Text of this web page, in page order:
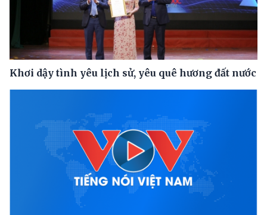
Khơi dậy tình yêu lịch sử, yêu quê hương đất nước